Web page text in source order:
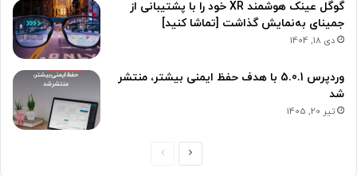
گوگل عینک‌ هوشمند XR خود را با پشتیبانی از
جمینای به‌نمایش گذاشت [تماشا کنید]
دی 18, 1404
وردپرس 5.0.1 با هدف حفظ ایمنی بیشتر، منتشر
شد
تیر 20, 1405